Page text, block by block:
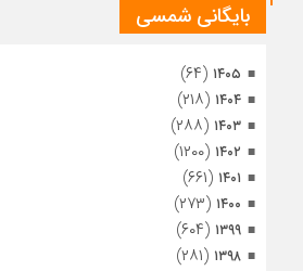
بایگانی شمسی
۱۴۰۵ (۶۴)
۱۴۰۴ (۲۱۸)
۱۴۰۳ (۲۸۸)
۱۴۰۲ (۱۲۰۰)
۱۴۰۱ (۶۶۱)
۱۴۰۰ (۲۷۳)
۱۳۹۹ (۶۰۴)
۱۳۹۸ (۲۸۱)